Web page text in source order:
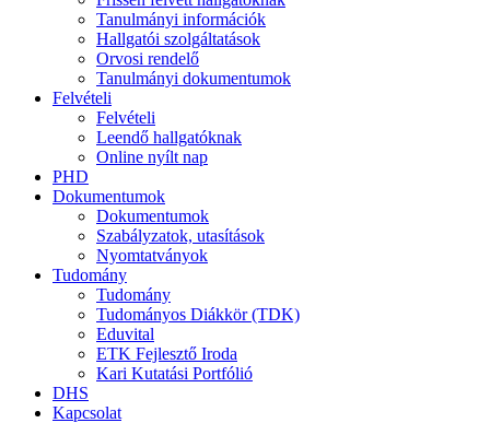
Tanulmányi információk
Hallgatói szolgáltatások
Orvosi rendelő
Tanulmányi dokumentumok
Felvételi
Felvételi
Leendő hallgatóknak
Online nyílt nap
PHD
Dokumentumok
Dokumentumok
Szabályzatok, utasítások
Nyomtatványok
Tudomány
Tudomány
Tudományos Diákkör (TDK)
Eduvital
ETK Fejlesztő Iroda
Kari Kutatási Portfólió
DHS
Kapcsolat